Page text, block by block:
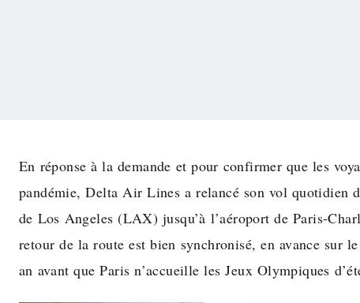
En réponse à la demande et pour confirmer que les
pandémie, Delta Air Lines a relancé son vol quotidien
de Los Angeles (LAX) jusqu’à l’aéroport de Paris-
retour de la route est bien synchronisé, en avance sur
an avant que Paris n’accueille les Jeux Olympiques